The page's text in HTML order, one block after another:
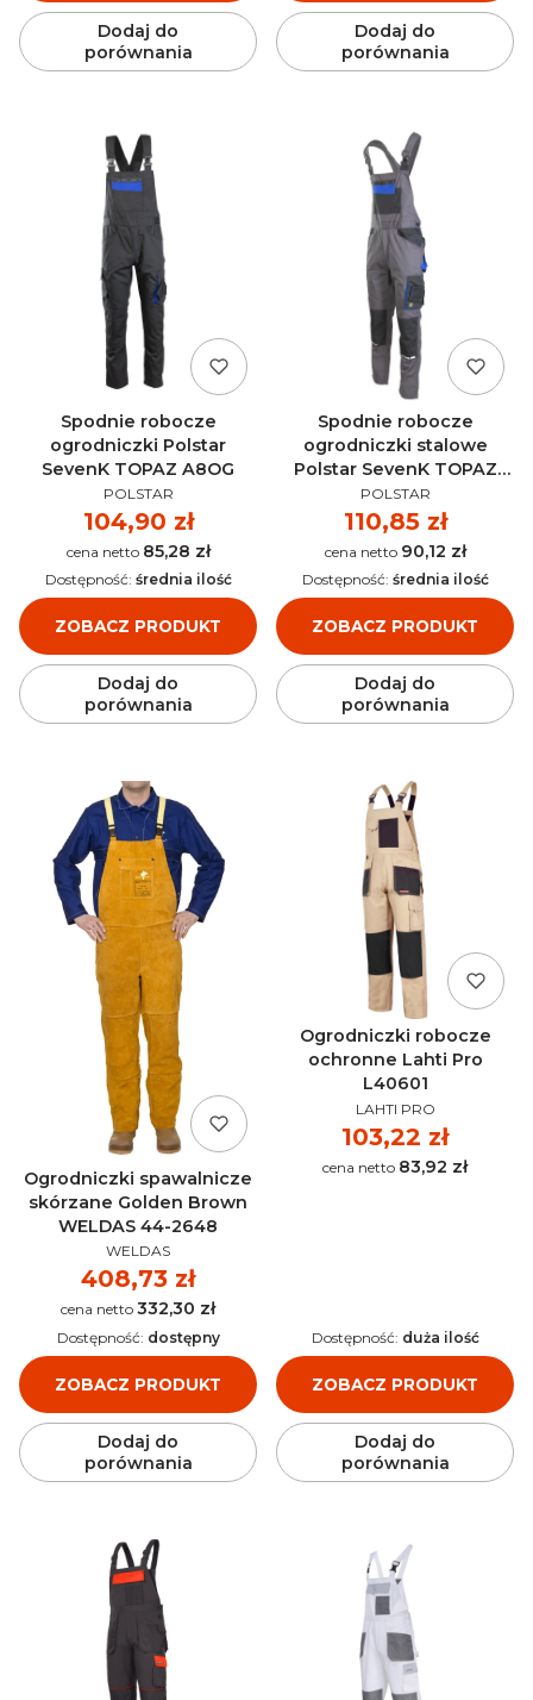
Dodaj do
porównania
Dodaj do
porównania
Spodnie robocze
ogrodniczki Polstar
SevenK TOPAZ A8OG
PRODUCENT
POLSTAR
Cena
104,90 zł
Cena 85,28 zł
ZOBACZ PRODUKT
Dostępność: średnia ilość
Dodaj do
porównania
Spodnie robocze
ogrodniczki stalowe
Polstar SevenK TOPAZ
A8OG
PRODUCENT
POLSTAR
Cena
110,85 zł
Cena 90,12 zł
ZOBACZ PRODUKT
Dostępność: średnia ilość
Dodaj do
porównania
Ogrodniczki spawalnicze
skórzane Golden Brown
WELDAS 44-2648
PRODUCENT
WELDAS
Cena
408,73 zł
Cena 332,30 zł
ZOBACZ PRODUKT
Dostępność: dostępny
Dodaj do
porównania
Ogrodniczki robocze
ochronne Lahti Pro
L40601
PRODUCENT
LAHTI PRO
Cena
103,22 zł
Cena 83,92 zł
ZOBACZ PRODUKT
Dostępność: duża ilość
Dodaj do
porównania